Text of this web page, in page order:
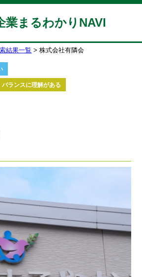
業まるわかりNAVI
結果一覧 株式会社有隣会
ランスに理解がある